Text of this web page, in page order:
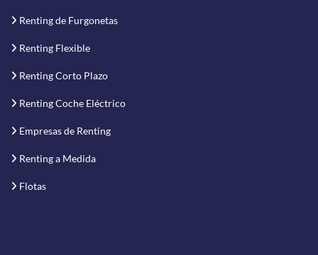
Renting de Furgonetas
Renting Flexible
Renting Corto Plazo
Renting Coche Eléctrico
Empresas de Renting
Renting a Medida
Flotas